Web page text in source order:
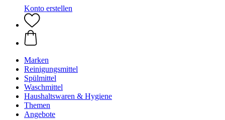
Konto erstellen
Marken
Reinigungsmittel
Spülmittel
Waschmittel
Haushaltswaren & Hygiene
Themen
Angebote